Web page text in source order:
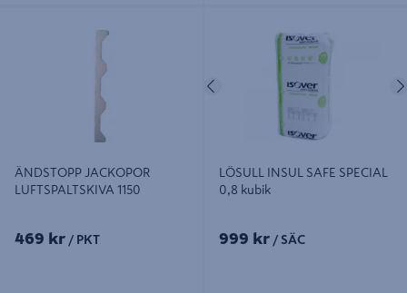
LUFTSPALTSKIVA 1150
ÄNDSTOPP JACKOPOR
LUFTSPALTSKIVA 1150
469 kr / PKT
LÖSULL INSUL SAFE SPECIAL
0,8 kubik
999 kr / SÄC